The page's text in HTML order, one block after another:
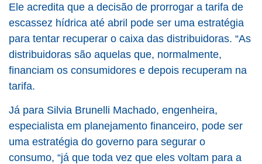
Ele acredita que a decisão de prorrogar a tarifa de
escassez hídrica até abril pode ser uma estratégia
para tentar recuperar o caixa das distribuidoras. “As
distribuidoras são aquelas que, normalmente,
financiam os consumidores e depois recuperam na
tarifa.
Já para Silvia Brunelli Machado, engenheira,
especialista em planejamento financeiro, pode ser
uma estratégia do governo para segurar o
consumo, “já que toda vez que eles voltam para a